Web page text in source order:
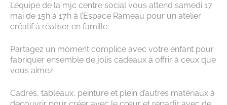
L’équipe de la mjc centre social vous attend samedi 17
mai de 15h à 17h à l’Espace Rameau pour un atelier
créatif à réaliser en famille.
Partagez un moment complice avec votre enfant pour
fabriquer ensemble de jolis cadeaux à offrir à ceux que
vous aimez.
Cadres, tableaux, peinture et plein d’autres matériaux à